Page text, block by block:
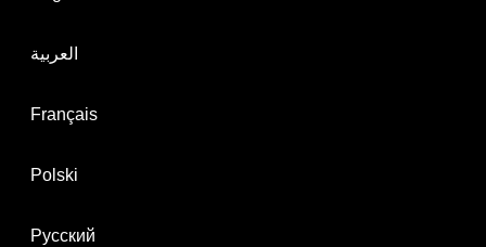
العربية
Français
Polski
Русский